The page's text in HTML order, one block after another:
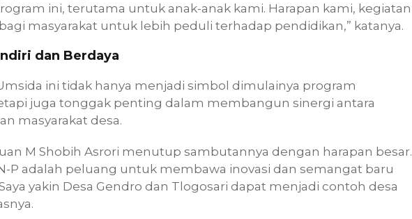
ini, terutama untuk anak-anak kami. Harapan kami, kegiatan
masyarakat untuk lebih peduli terhadap pendidikan,” katanya.
dan Berdaya
ini tidak hanya menjadi simbol dimulainya program
juga tonggak penting dalam membangun sinergi antara
masyarakat desa.
M Shobih Asrori menutup sambutannya dengan harapan besar.
P adalah peluang untuk membawa inovasi dan semangat baru
yakin Desa Gendro dan Tlogosari dapat menjadi contoh desa